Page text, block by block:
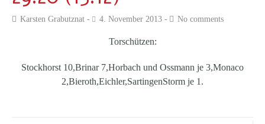
Karsten Grabutznat 4. November 2013 No comments
Torschützen:
Stockhorst 10,Brinar 7,Horbach und Ossmann je 3,Monaco
2,Bieroth,Eichler,SartingenStorm je 1.